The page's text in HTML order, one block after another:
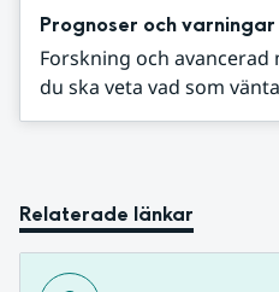
Prognoser och varningar
Forskning och
du ska veta vad som
Relaterade länkar